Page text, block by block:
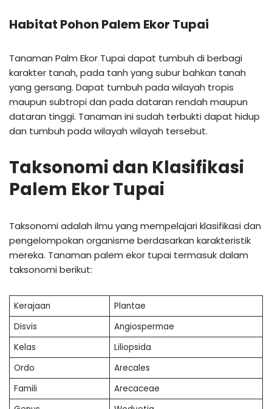
Habitat Pohon Palem Ekor Tupai
Tanaman Palm Ekor Tupai dapat tumbuh di berbagi
karakter tanah, pada tanh yang subur bahkan tanah
yang gersang. Dapat tumbuh pada wilayah tropis
maupun subtropi dan pada dataran rendah maupun
dataran tinggi. Tanaman ini sudah terbukti dapat hidup
dan tumbuh pada wilayah wilayah tersebut.
Taksonomi dan Klasifikasi
Palem Ekor Tupai
Taksonomi adalah ilmu yang mempelajari klasifikasi dan
pengelompokan organisme berdasarkan karakteristik
mereka. Tanaman palem ekor tupai termasuk dalam
taksonomi berikut:
Kerajaan
Plantae
Disvis
Angiospermae
Kelas
Liliopsida
Ordo
Arecales
Famili
Arecaceae